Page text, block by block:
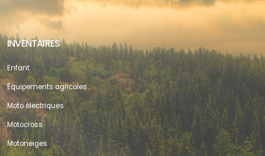
INVENTAIRES
Enfant
Équipements agricoles
Moto électriques
Motocross
Motoneiges